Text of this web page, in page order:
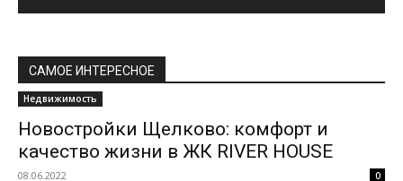
САМОЕ ИНТЕРЕСНОЕ
Недвижимость
Новостройки Щелково: комфорт и
качество жизни в ЖК RIVER HOUSE
08.06.2022 0